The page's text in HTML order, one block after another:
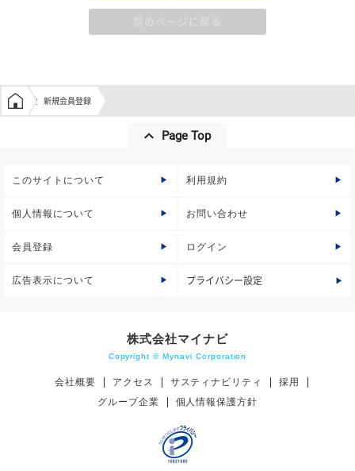
前のページに戻る
学生の窓口トップ
新規会員登録
Page Top
このサイトについて 利用規約
個人情報について お問い合わせ
会員登録 ログイン
広告表示について プライバシー設定
株式会社マイナビ
Copyright © Mynavi Corporation
会社概要 アクセス サスティナビリティ
採用
グループ企業
個人情報保護方針